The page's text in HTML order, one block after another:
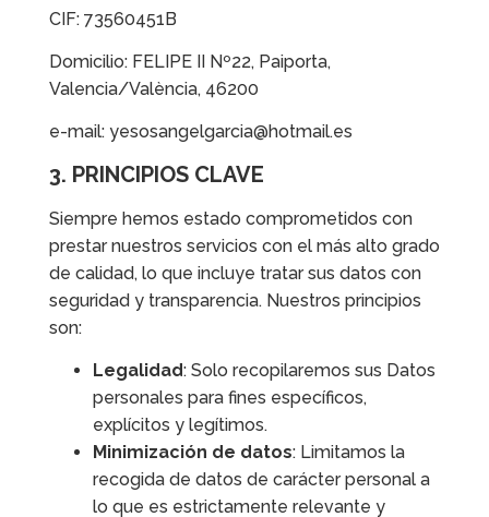
CIF: 73560451B
Domicilio: FELIPE II Nº22, Paiporta,
Valencia/València, 46200
e-mail: yesosangelgarcia@hotmail.es
3. PRINCIPIOS CLAVE
Siempre hemos estado comprometidos con
prestar nuestros servicios con el más alto grado
de calidad, lo que incluye tratar sus datos con
seguridad y transparencia. Nuestros principios
son:
Legalidad: Solo recopilaremos sus Datos
personales para fines específicos,
explícitos y legítimos.
Minimización de datos: Limitamos la
recogida de datos de carácter personal a
lo que es estrictamente relevante y